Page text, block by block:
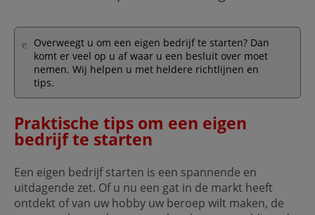
Overweegt u om een eigen bedrijf te starten? Dan
komt er veel op u af waar u een besluit over moet
nemen. Wij helpen u met heldere richtlijnen en
tips.
Praktische tips om een eigen
bedrijf te starten
Een eigen bedrijf starten is een spannende en
uitdagende zet. Of u nu een gat in de markt heeft
ontdekt of van uw hobby uw beroep wilt maken, de